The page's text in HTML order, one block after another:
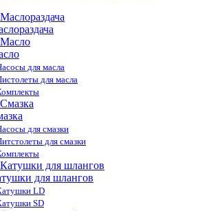
для масла
для масла
для смазки
для смазки
для шлангов
LD
SD